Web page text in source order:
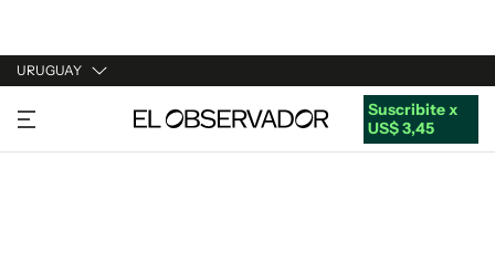
URUGUAY
URUGUAY
ARGENTINA
Suscribite x
US$ 3,45